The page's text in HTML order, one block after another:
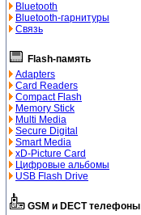
Bluetooth
Bluetooth-гарнитуры
Связь
Flash-память
Adapters
Card Readers
Compact Flash
Memory Stick
Multi Media
Secure Digital
Smart Media
xD-Picture Card
Цифровые альбомы
USB Flash Drive
GSM и DECT телефоны